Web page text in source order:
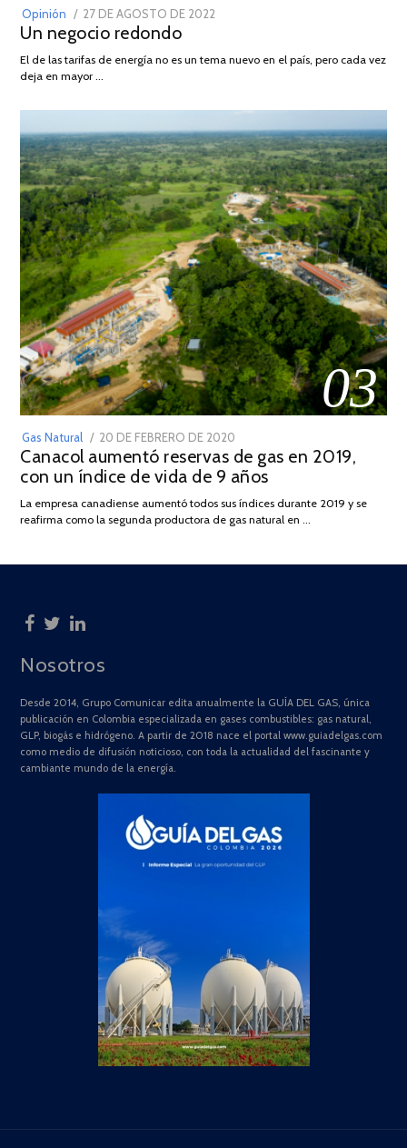
Opinión
POSTED
ON
27 DE AGOSTO DE 2022
DE
Un negocio redondo
El de las tarifas de energía no es un tema nuevo en el país, pero cada vez
deja en mayor …
03
Gas Natural
POSTED
ON
20 DE FEBRERO DE 2020
DE
JULIO
2025
Canacol aumentó reservas de gas en 2019,
con un índice de vida de 9 años
La empresa canadiense aumentó todos sus índices durante 2019 y se
reafirma como la segunda productora de gas natural en …
Nosotros
Desde 2014, Grupo Comunicar edita anualmente la GUÍA DEL GAS, única
publicación en Colombia especializada en gases combustibles: gas natural,
GLP, biogás e hidrógeno. A partir de 2018 nace el portal www.guiadelgas.com
como medio de difusión noticioso, con toda la actualidad del fascinante y
cambiante mundo de la energía.